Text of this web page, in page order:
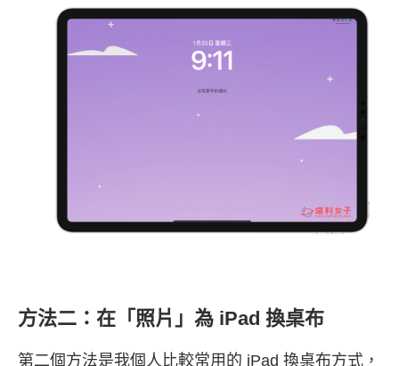
方法二：在「照片」為 iPad 換桌布
第二個方法是我個人比較常用的 iPad 換桌布方式，